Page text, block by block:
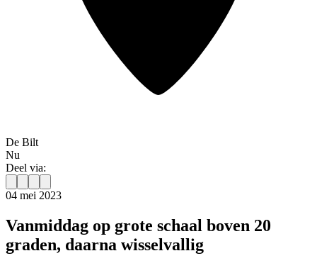
De Bilt
Nu
Deel via:
04 mei 2023
Vanmiddag op grote schaal boven 20
graden, daarna wisselvallig